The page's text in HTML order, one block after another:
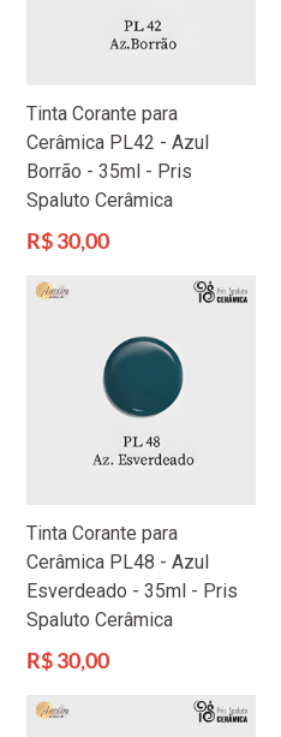
Tinta Corante para
Cerâmica PL42 - Azul
Borrão - 35ml - Pris
Spaluto Cerâmica
Preço
R$ 30,00
Tinta Corante para
Cerâmica PL48 - Azul
Esverdeado - 35ml - Pris
Spaluto Cerâmica
Preço
R$ 30,00